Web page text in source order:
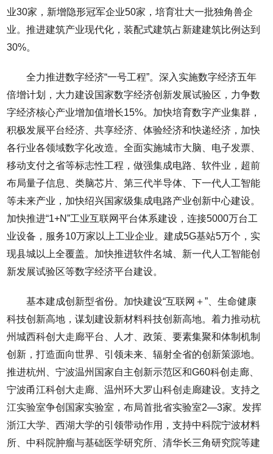
业30家，新增隐形冠军企业50家，培育壮大一批独角兽企
业。推进建筑产业现代化，装配式建筑占新建建筑比例达到
30%。
全力推进数字经济“一号工程”。深入实施数字经济五年
倍增计划，大力建设国家数字经济创新发展试验区，力争数
字经济核心产业增加值增长15%。加快培育数字产业集群，
积极发展平台经济、共享经济、体验经济和快递经济，加快
各行业各领域数字化改造。全面实施城市大脑、电子发票、
移动支付之省等标志性工程，做强集成电路、软件业，超前
布局量子信息、类脑芯片、第三代半导体、下一代人工智能
等未来产业，加快绍兴国家级集成电路产业创新中心建设。
加快推进“1+N”工业互联网平台体系建设，连接5000万台工
业设备，服务10万家以上工业企业。建成5G基站5万个，实
现县城以上全覆盖。加快推进软件名城、新一代人工智能创
新发展试验区等数字经济平台建设。
基本建成创新型省份。加快建设“互联网＋”、生命健康
科技创新高地，谋划建设新材料科技创新高地。着力推动杭
州城西科创大走廊平台、人才、政策、要素集聚和体制机制
创新，打造面向世界、引领未来、辐射全省的创新策源地。
推进杭州、宁波温州国家自主创新示范区和G60科创走廊、
宁波甬江科创大走廊、温州环大罗山科创走廊建设。支持之
江实验室争创国家实验室，布局首批省实验室2—3家。发挥
浙江大学、西湖大学的引领带动作用，支持中科院宁波材料
所、中科院肿瘤与基础医学研究所、清华长三角研究院等建